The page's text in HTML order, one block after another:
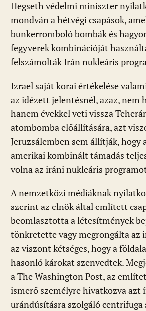
Hegseth védelmi miniszter
mondván a hétvégi csapások,
bunkerromboló bombák és
fegyverek kombinációját
felszámolták Irán nukleáris
Izrael saját korai értékelése
az idézett jelentésnél, azaz, nem
hanem évekkel veti vissza
atombomba előállítására, azt
Jeruzsálemben sem állítják, hogy
amerikai kombinált támadás
volna az iráni nukleáris
A nemzetközi médiáknak
szerint az elnök által említett
beomlasztotta a létesítmények
tönkretette vagy megrongálta az
az viszont kétséges, hogy a
hasonló károkat szenvedtek.
a The Washington Post, az
ismerő személyre hivatkozva azt
urándúsításra szolgáló